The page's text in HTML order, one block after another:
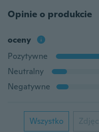
Opinie o produkcie
oceny
Pozytywne
Neutralny
Negatywne
Wszystko